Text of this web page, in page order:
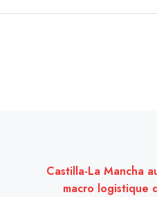
Castilla-La Mancha
macro logistique